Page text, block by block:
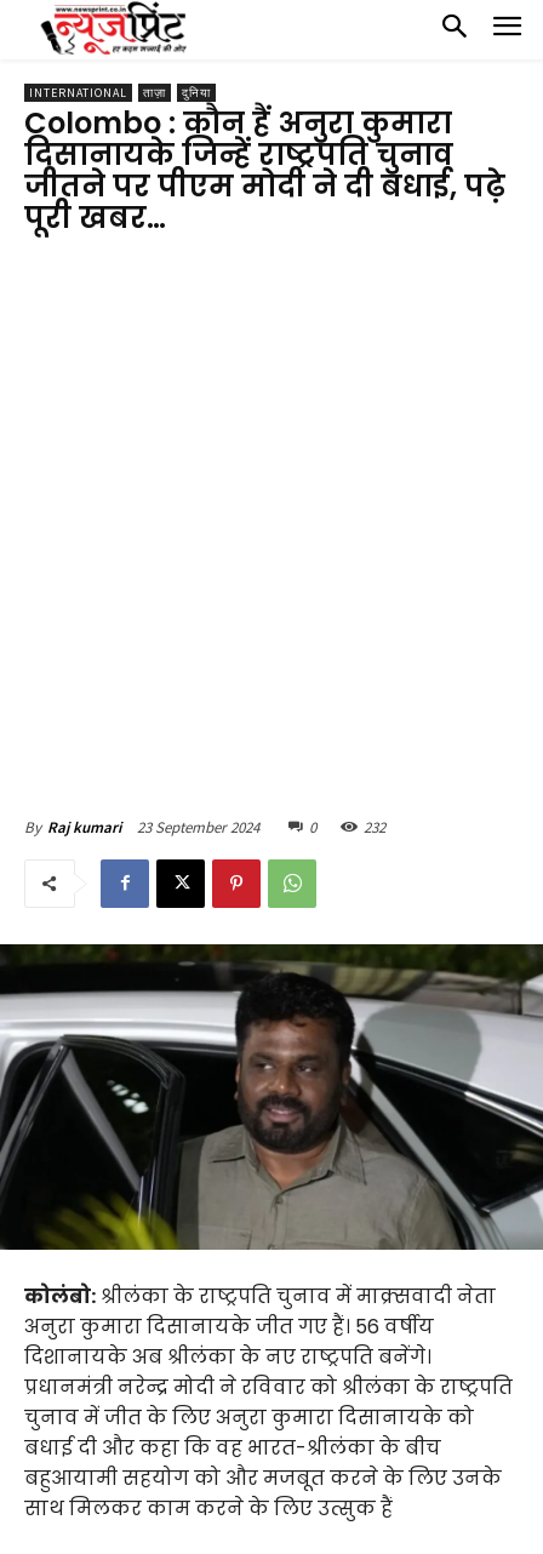
INTERNATIONAL ताज़ा दुनिया
Colombo : कौन हैं अनुरा कुमारा
दिसानायके जिन्हें राष्ट्रपति चुनाव
जीतने पर पीएम मोदी ने दी बधाई, पढ़े
पूरी खबर…
By Raj kumari 23 September 2024 0 232
कोलंबो: श्रीलंका के राष्ट्रपति चुनाव में माक्र्सवादी नेता
अनुरा कुमारा दिसानायके जीत गए हैं। 56 वर्षीय
दिशानायके अब श्रीलंका के नए राष्ट्रपति बनेंगे।
प्रधानमंत्री नरेन्द्र मोदी ने रविवार को श्रीलंका के राष्ट्रपति
चुनाव में जीत के लिए अनुरा कुमारा दिसानायके को
बधाई दी और कहा कि वह भारत-श्रीलंका के बीच
बहुआयामी सहयोग को और मजबूत करने के लिए उनके
साथ मिलकर काम करने के लिए उत्सुक हैं